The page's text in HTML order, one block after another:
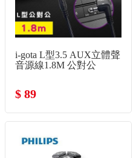
i-gota L型3.5 AUX立體聲
音源線1.8M 公對公
$ 89